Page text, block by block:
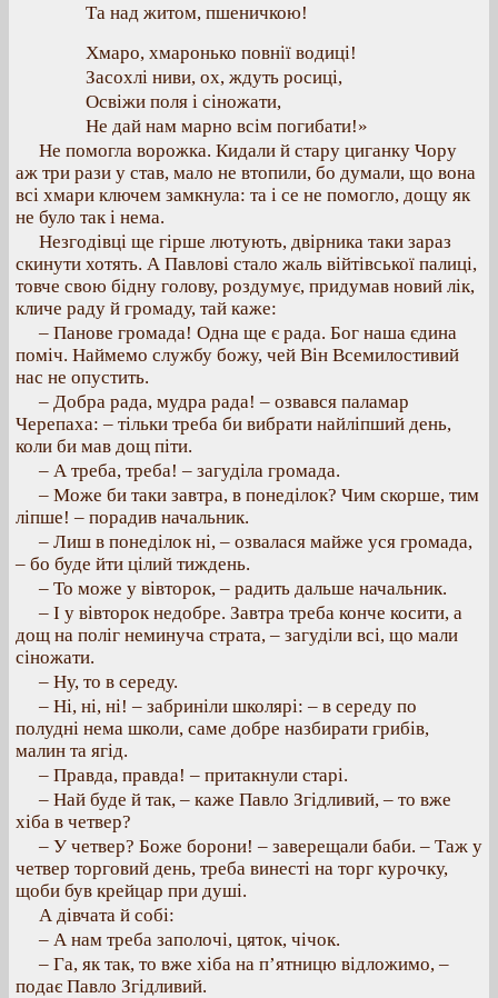
Та над житом, пшеничкою!
Хмаро, хмаронько повнії водиці!
Засохлі ниви, ох, ждуть росиці,
Освіжи поля і сіножати,
Не дай нам марно всім погибати!»
Не помогла ворожка. Кидали й стару циганку Чору
аж три рази у став, мало не втопили, бо думали, що вона
всі хмари ключем замкнула: та і се не помогло, дощу як
не було так і нема.
Незгодівці ще гірше лютують, двірника таки зараз
скинути хотять. А Павлові стало жаль війтівської палиці,
товче свою бідну голову, роздумує, придумав новий лік,
кличе раду й громаду, тай каже:
– Панове громада! Одна ще є рада. Бог наша єдина
поміч. Наймемо службу божу, чей Він Всемилостивий
нас не опустить.
– Добра рада, мудра рада! – озвався паламар
Черепаха: – тільки треба би вибрати найліпший день,
коли би мав дощ піти.
– А треба, треба! – загуділа громада.
– Може би таки завтра, в понеділок? Чим скорше, тим
ліпше! – порадив начальник.
– Лиш в понеділок ні, – озвалася майже уся громада,
– бо буде йти цілий тиждень.
– То може у вівторок, – радить дальше начальник.
– І у вівторок недобре. Завтра треба конче косити, а
дощ на поліг неминуча страта, – загуділи всі, що мали
сіножати.
– Ну, то в середу.
– Ні, ні, ні! – забриніли школярі: – в середу по
полудні нема школи, саме добре назбирати грибів,
малин та ягід.
– Правда, правда! – притакнули старі.
– Най буде й так, – каже Павло Згідливий, – то вже
хіба в четвер?
– У четвер? Боже борони! – заверещали баби. – Таж у
четвер торговий день, треба винесті на торг курочку,
щоби був крейцар при душі.
А дівчата й собі:
– А нам треба заполочі, цяток, чічок.
– Га, як так, то вже хіба на п’ятницю відложимо, –
подає Павло Згідливий.